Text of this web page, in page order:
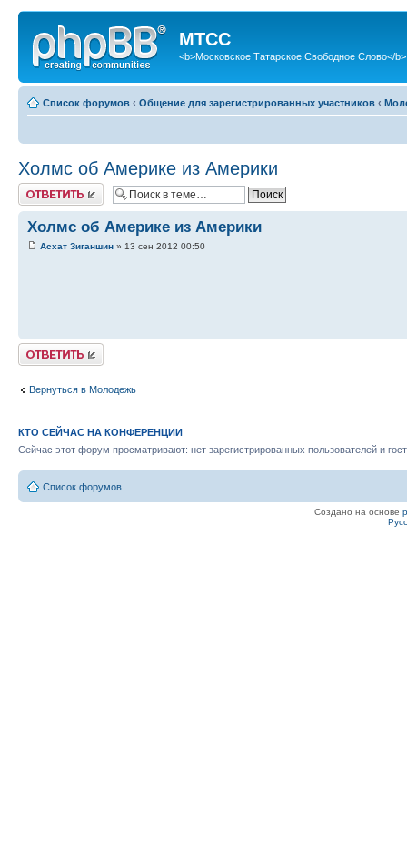
МТСС
<b>Московское Татарское Свободное Слово</b>
Список форумов ‹ Общение для зарегистрированных участников ‹
Холмс об Америке из Америки
Ответить
Холмс об Америке из Америки
Асхат Зиганшин » 13 сен 2012 00:50
Ответить
Вернуться в Молодежь
КТО СЕЙЧАС НА КОНФЕРЕНЦИИ
Сейчас этот форум просматривают: нет зарегистрированных пользователей и
Список форумов
Создано на основе